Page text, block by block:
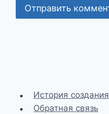
История создания
Обратная связь